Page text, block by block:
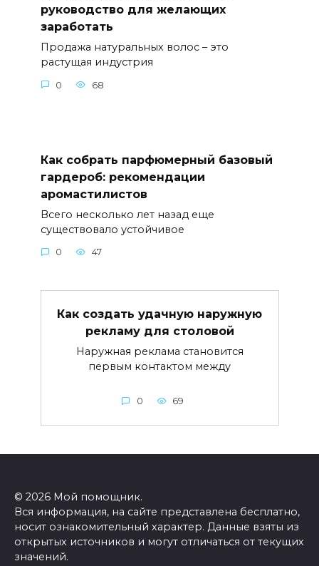
руководство для желающих
заработать
Продажа натуральных волос – это
растущая индустрия
0 68
Как собрать парфюмерный базовый
гардероб: рекомендации
аромастилистов
Всего несколько лет назад еще
существовало устойчивое
0 47
Как создать удачную наружную
рекламу для столовой
Наружная реклама становится
первым контактом между
0 69
© 2026 Мой помощник.
Вся информация, на сайте представлена бесплатно,
носит ознакомительный характер. Данные взяты из
открытых источников и могут отличаться от текущих
значений.